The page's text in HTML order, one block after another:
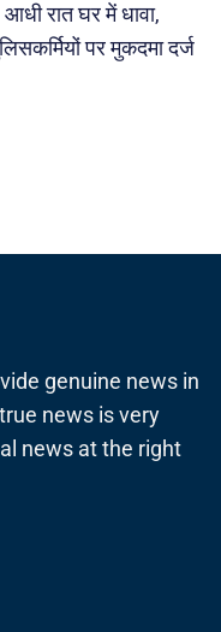
रात घर में धावा,
पर मुकदमा दर्ज
genuine news in
news is very
news at the right